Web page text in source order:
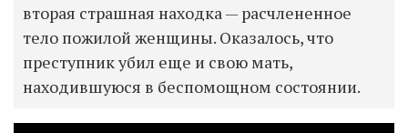
вторая страшная находка — расчлененное
тело пожилой женщины. Оказалось, что
преступник убил еще и свою мать,
находившуюся в беспомощном состоянии.